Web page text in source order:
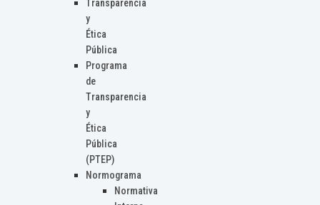
Transparencia
y
Ética
Pública
Programa
de
Transparencia
y
Ética
Pública
(PTEP)
Normograma
Normativa